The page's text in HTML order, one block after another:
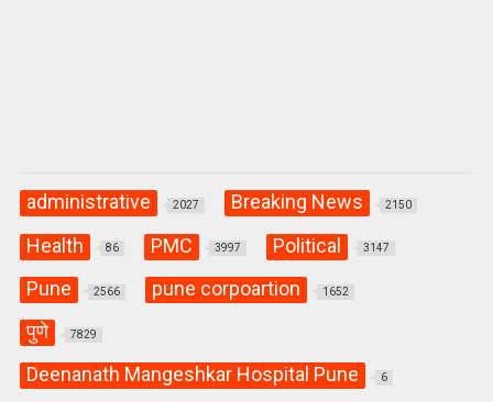
administrative 2027 Breaking News 2150
Health 86 PMC 3997 Political 3147
Pune 2566 pune corpoartion 1652
पुणे 7829
Deenanath Mangeshkar Hospital Pune 6